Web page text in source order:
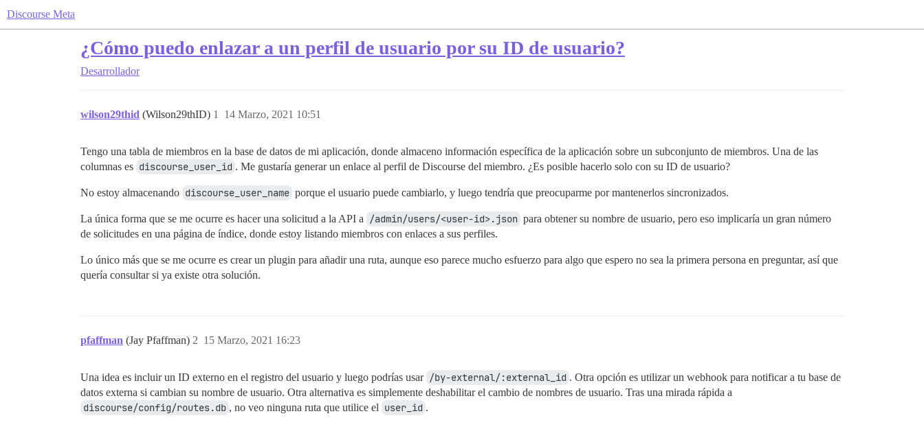
Discourse Meta
¿Cómo puedo enlazar a un perfil de usuario por su ID de usuario?
Desarrollador
wilson29thid (Wilson29thID) 14 Marzo, 2021 10:51
1
Tengo una tabla de miembros en la base de datos de mi aplicación, donde almaceno información específica de la aplicación sobre un subconjunto de miembros. Una de las
columnas es discourse_user_id . Me gustaría generar un enlace al perfil de Discourse del miembro. ¿Es posible hacerlo solo con su ID de usuario?
No estoy almacenando discourse_user_name porque el usuario puede cambiarlo, y luego tendría que preocuparme por mantenerlos sincronizados.
La única forma que se me ocurre es hacer una solicitud a la API a /admin/users/<user-id>.json para obtener su nombre de usuario, pero eso implicaría un gran número
de solicitudes en una página de índice, donde estoy listando miembros con enlaces a sus perfiles.
Lo único más que se me ocurre es crear un plugin para añadir una ruta, aunque eso parece mucho esfuerzo para algo que espero no sea la primera persona en preguntar, así que
quería consultar si ya existe otra solución.
pfaffman (Jay Pfaffman) 15 Marzo, 2021 16:23
2
Una idea es incluir un ID externo en el registro del usuario y luego podrías usar /by-external/:external_id . Otra opción es utilizar un webhook para notificar a tu base de
datos externa si cambian su nombre de usuario. Otra alternativa es simplemente deshabilitar el cambio de nombres de usuario. Tras una mirada rápida a
discourse/config/routes.db , no veo ninguna ruta que utilice el user_id .